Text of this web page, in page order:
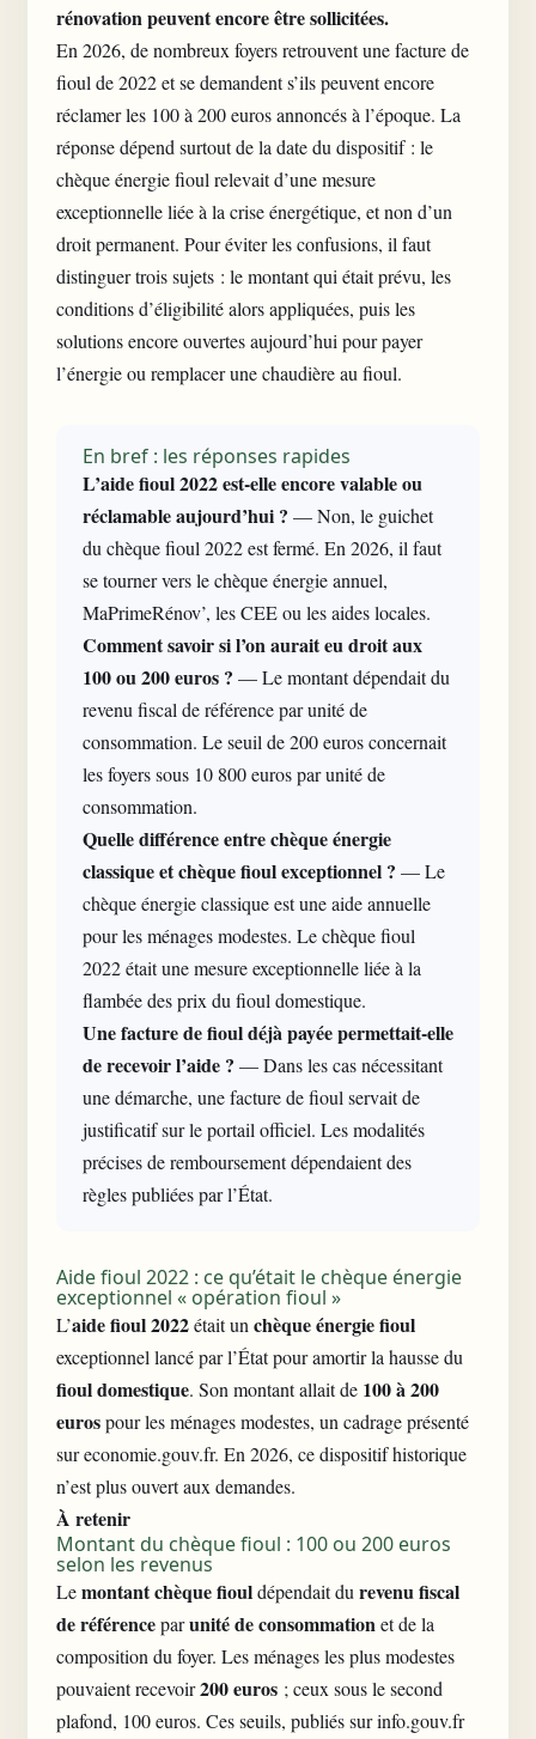
rénovation peuvent encore être sollicitées.
En 2026, de nombreux foyers retrouvent une facture de
fioul de 2022 et se demandent s’ils peuvent encore
réclamer les 100 à 200 euros annoncés à l’époque. La
réponse dépend surtout de la date du dispositif : le
chèque énergie fioul relevait d’une mesure
exceptionnelle liée à la crise énergétique, et non d’un
droit permanent. Pour éviter les confusions, il faut
distinguer trois sujets : le montant qui était prévu, les
conditions d’éligibilité alors appliquées, puis les
solutions encore ouvertes aujourd’hui pour payer
l’énergie ou remplacer une chaudière au fioul.
En bref : les réponses rapides
L’aide fioul 2022 est-elle encore valable ou
réclamable aujourd’hui ? — Non, le guichet
du chèque fioul 2022 est fermé. En 2026, il faut
se tourner vers le chèque énergie annuel,
MaPrimeRénov’, les CEE ou les aides locales.
Comment savoir si l’on aurait eu droit aux
100 ou 200 euros ? — Le montant dépendait du
revenu fiscal de référence par unité de
consommation. Le seuil de 200 euros concernait
les foyers sous 10 800 euros par unité de
consommation.
Quelle différence entre chèque énergie
classique et chèque fioul exceptionnel ? — Le
chèque énergie classique est une aide annuelle
pour les ménages modestes. Le chèque fioul
2022 était une mesure exceptionnelle liée à la
flambée des prix du fioul domestique.
Une facture de fioul déjà payée permettait-elle
de recevoir l’aide ? — Dans les cas nécessitant
une démarche, une facture de fioul servait de
justificatif sur le portail officiel. Les modalités
précises de remboursement dépendaient des
règles publiées par l’État.
Aide fioul 2022 : ce qu’était le chèque énergie
exceptionnel « opération fioul »
L’aide fioul 2022était un chèque énergie fioul
exceptionnel lancé par l’État pour amortir la hausse du
fioul domestique. Son montant allait de 100 à 200
eurospour les ménages modestes, un cadrage présenté
sur economie.gouv.fr. En 2026, ce dispositif historique
n’est plus ouvert aux demandes.
À retenir
Montant du chèque fioul : 100 ou 200 euros
selon les revenus
Lemontant chèque fiouldépendait du revenu fiscal
de référenceparunité de consommationet de la
composition du foyer. Les ménages les plus modestes
pouvaient recevoir200 euros ; ceux sous le second
plafond, 100 euros. Ces seuils, publiés sur info.gouv.fr